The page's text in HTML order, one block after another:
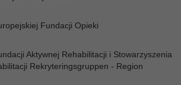
Fundacji Opieki
Aktywnej Rehabilitacji i Stowarzyszenia
Rekryteringsgruppen - Region